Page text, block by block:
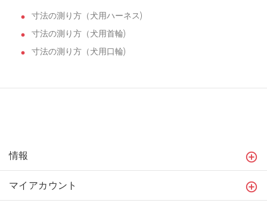
寸法の測り方（犬用ハーネス)
寸法の測り方（犬用首輪)
寸法の測り方（犬用口輪)
情報
マイアカウント